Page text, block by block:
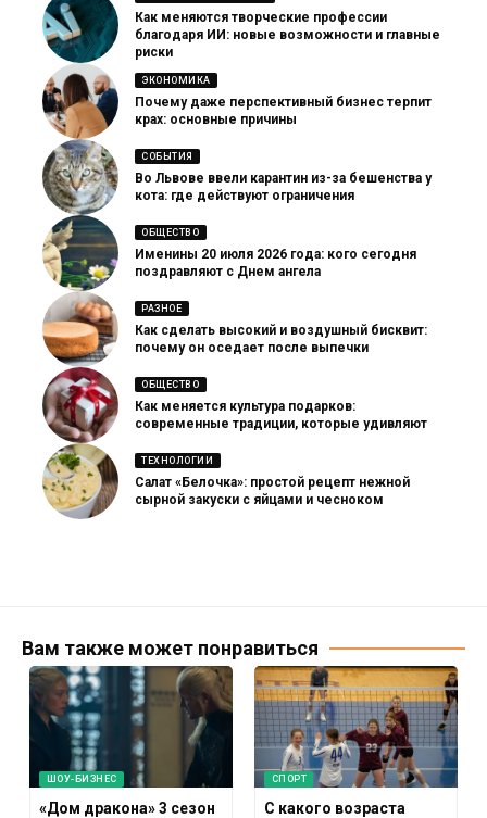
Как меняются творческие профессии
благодаря ИИ: новые возможности и главные
риски
ЭКОНОМИКА
Почему даже перспективный бизнес терпит
крах: основные причины
СОБЫТИЯ
Во Львове ввели карантин из-за бешенства у
кота: где действуют ограничения
ОБЩЕСТВО
Именины 20 июля 2026 года: кого сегодня
поздравляют с Днем ангела
РАЗНОЕ
Как сделать высокий и воздушный бисквит:
почему он оседает после выпечки
ОБЩЕСТВО
Как меняется культура подарков:
современные традиции, которые удивляют
ТЕХНОЛОГИИ
Салат «Белочка»: простой рецепт нежной
сырной закуски с яйцами и чесноком
Вам также может понравиться
ШОУ-БИЗНЕС
«Дом дракона» 3 сезон
СПОРТ
С какого возраста